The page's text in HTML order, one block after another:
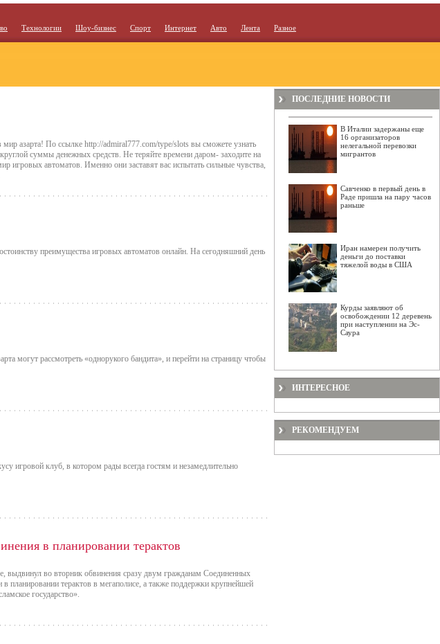
Технологии Шоу-бизнес Спорт Интернет Авто Лента Разное
азарта! По ссылке http://admiral777.com/type/slots вы сможете узнать
круглой суммы денежных средств. Не теряйте времени даром- заходите на
игровых автоматов. Именно они заставят вас испытать сильные чувства,
преимущества игровых автоматов онлайн. На сегодняшний день
могут рассмотреть «однорукого бандита», и перейти на страницу чтобы
игровой клуб, в котором рады всегда гостям и незамедлительно
в планировании терактов
выдвинул во вторник обвинения сразу двум гражданам Соединенных
планировании терактов в мегаполисе, а также поддержки крупнейшей
государство».
ПОСЛЕДНИЕ НОВОСТИ
В Италии задержаны еще
16 организаторов
нелегальной перевозки
мигрантов
Савченко в первый день в
Раде пришла на пару часов
раньше
Иран намерен получить
деньги до поставки
тяжелой воды в США
Курды заявляют об
освобождении 12 деревень
при наступлении на Эс-
Саура
ИНТЕРЕСНОЕ
РЕКОМЕНДУЕМ